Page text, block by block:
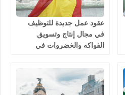
عقود عمل جديدة للتوظيف
في مجال إنتاج وتسويق
الفواكه والخضروات في